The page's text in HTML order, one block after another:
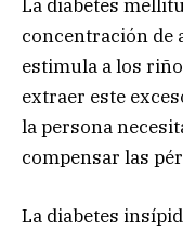
La diabetes
concentración de
estimula a los
extraer este
la persona
compensar las
La diabetes